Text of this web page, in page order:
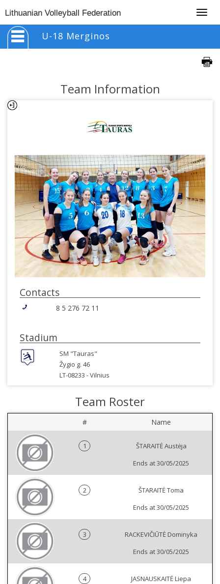
Lithuanian Volleyball Federation
U-18 Merginos
Team Information
Contacts
8 5 276 72 11
Stadium
SM "Tauras"
Žygio g. 46
LT-08233 -Vilnius
Team Roster
# Name
1
ŠTARAITĖ Austėja
Ends at 30/05/2025
2
ŠTARAITĖ Toma
Ends at 30/05/2025
3
RACKEVIČIŪTĖ Dominyka
Ends at 30/05/2025
4
JASNAUSKAITĖ Liepa